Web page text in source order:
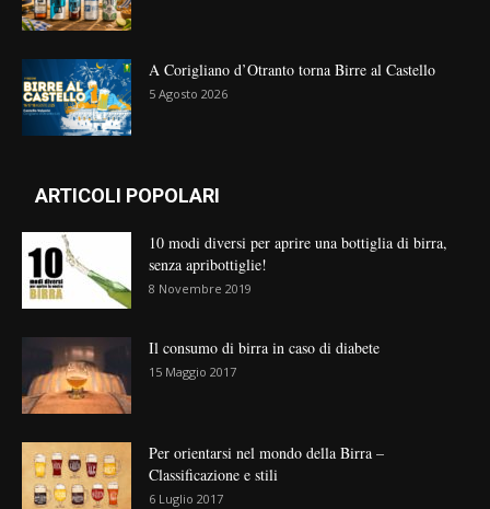
A Corigliano d’Otranto torna Birre al Castello
5 Agosto 2026
ARTICOLI POPOLARI
10 modi diversi per aprire una bottiglia di birra,
senza apribottiglie!
8 Novembre 2019
Il consumo di birra in caso di diabete
15 Maggio 2017
Per orientarsi nel mondo della Birra –
Classificazione e stili
6 Luglio 2017